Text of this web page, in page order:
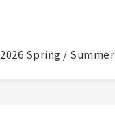
2026 Spring / Summer